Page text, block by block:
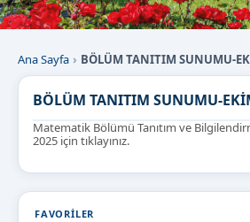
Ana Sayfa BÖLÜM TANITIM SUNUMU-
BÖLÜM TANITIM SUNUMU-
Matematik Bölümü Tanıtım ve
2025 için tıklayınız.
FAVORILER